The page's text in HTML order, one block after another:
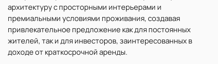
архитектуру с просторными интерьерами и
премиальными условиями проживания, создавая
привлекательное предложение как для постоянных
жителей, так и для инвесторов, заинтересованных в
доходе от краткосрочной аренды.